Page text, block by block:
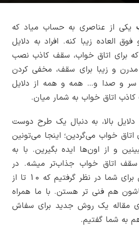
یکی از عناصری به حساب میاد که
العاده زیبا کنه. افراد به دلایل
برای اتاق خواب، سقف کاذب نصب
و زیبا برای سقف، مخفی کردن
و صدا و… همه و همه از دلایل
اتاق خواب به شمار میان.
دلایل بالا، به دنبال یک طرح دوست
اتاق خواب می‌گردین؛ اینجا می‌تونین
و از اون‌ها ایده بگیرین. با به
سقف اتاق خواب جذاب‌تر میشه. در
ادامه 14 تا طرح عالی برای شما در نظر گرفتیم که 10 تا از
ها دلبرانه و 4 تاشون هم فنی تر هستن. با ما همراه
مقاله یک روش جدید برای سفاش
به شما گفتیم.